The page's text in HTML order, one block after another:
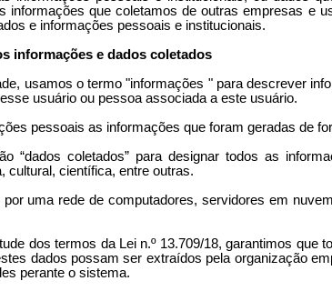
informações que coletamos de outras empresas e
e informações pessoais e institucionais.
informações e dados coletados
usamos o termo "informações " para descrever
usuário ou pessoa associada a este usuário.
pessoais as informações que foram geradas de
“dados coletados” para designar todos as
cultural, científica, entre outras.
uma rede de computadores, servidores em
dos termos da Lei n.º 13.709/18, garantimos
dados possam ser extraídos pela organização
perante o sistema.